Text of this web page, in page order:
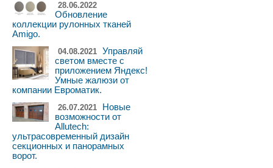
28.06.2022
Обновление
коллекции рулонных тканей
Amigo.
04.08.2021 Управляй
светом вместе с
приложением Яндекс!
Умные жалюзи от
компании Евроматик.
26.07.2021
Новые
возможности от
Allutech:
ультрасовременный дизайн
секционных и панорамных
ворот.